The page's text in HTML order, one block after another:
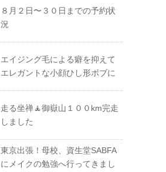
８月２日〜３０日までの予約状
況
エイジング毛による癖を抑えて
エレガントな小顔ひし形ボブに
走る坐禅🧘御嶽山１００km完走
しました
東京出張！母校、資生堂SABFA
にメイクの勉強へ行ってきまし